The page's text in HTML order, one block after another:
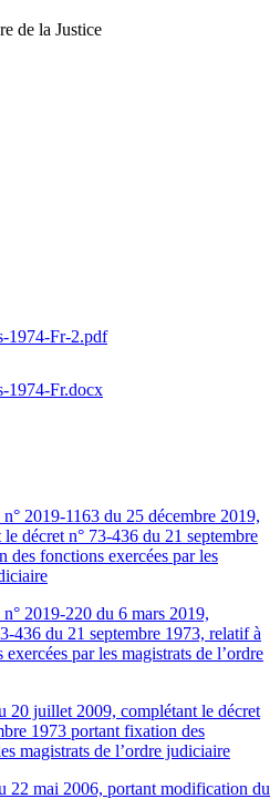
de la Justice
1974-Fr-2.pdf
1974-Fr.docx
2019-1163 du 25 décembre 2019,
décret n° 73-436 du 21 septembre
des fonctions exercées par les
2019-220 du 6 mars 2019,
436 du 21 septembre 1973, relatif à
par les magistrats de l’ordre
20 juillet 2009, complétant le décret
1973 portant fixation des
magistrats de l’ordre judiciaire
22 mai 2006, portant modification du